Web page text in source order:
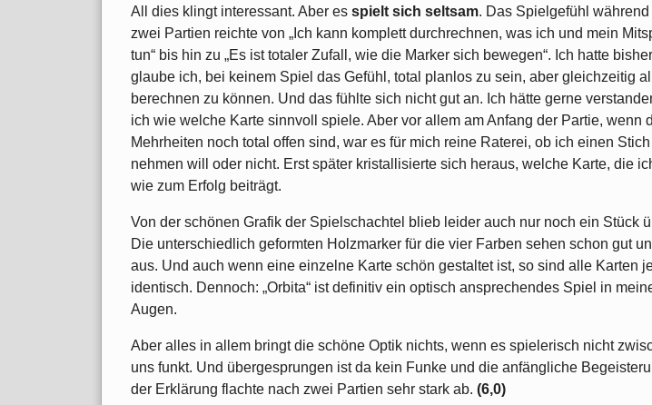
All dies klingt interessant. Aber es spielt sich seltsam. Das Spielgefühl während
zwei Partien reichte von „Ich kann komplett durchrechnen, was ich und mein
tun“ bis hin zu „Es ist totaler Zufall, wie die Marker sich bewegen“. Ich hatte
glaube ich, bei keinem Spiel das Gefühl, total planlos zu sein, aber gleichzeitig
berechnen zu können. Und das fühlte sich nicht gut an. Ich hätte gerne
ich wie welche Karte sinnvoll spiele. Aber vor allem am Anfang der Partie, wenn
Mehrheiten noch total offen sind, war es für mich reine Raterei, ob ich einen Stich
nehmen will oder nicht. Erst später kristallisierte sich heraus, welche Karte, die
wie zum Erfolg beiträgt.
Von der schönen Grafik der Spielschachtel blieb leider auch nur noch ein Stück
Die unterschiedlich geformten Holzmarker für die vier Farben sehen schon gut
aus. Und auch wenn eine einzelne Karte schön gestaltet ist, so sind alle Karten
identisch. Dennoch: „Orbita“ ist definitiv ein optisch ansprechendes Spiel in
Augen.
Aber alles in allem bringt die schöne Optik nichts, wenn es spielerisch nicht
uns funkt. Und übergesprungen ist da kein Funke und die anfängliche
der Erklärung flachte nach zwei Partien sehr stark ab. (6,0)